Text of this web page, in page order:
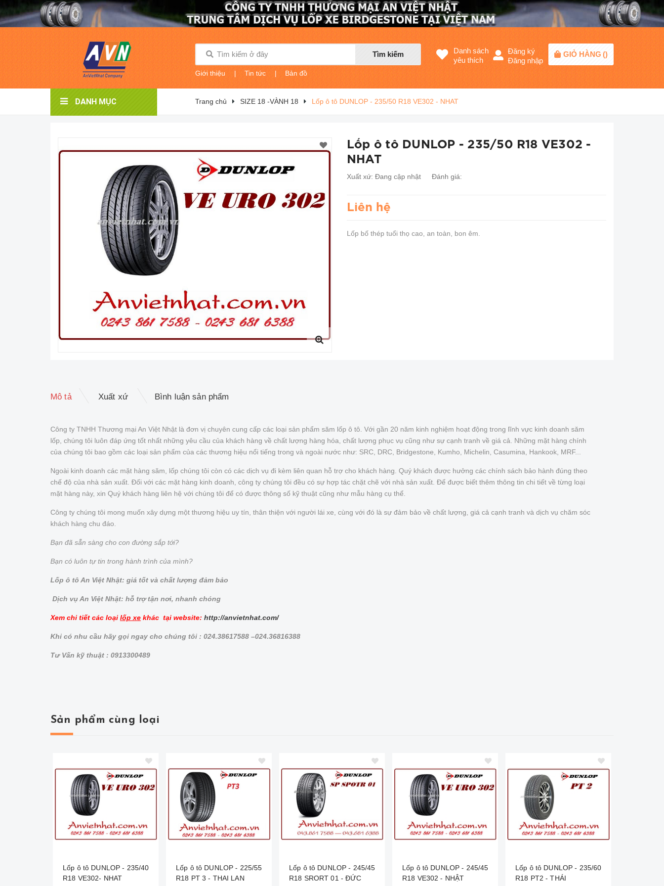
Tìm kiếm
Giới thiệu | Tin tức | Bản đồ
Danh sách
yêu thích
Đăng ký
Đăng nhập
GIỎ HÀNG ()
DANH MỤC Trang chủ SIZE 18 -VÀNH 18 Lốp ô tô DUNLOP - 235/50 R18 VE302 - NHAT
Lốp ô tô DUNLOP - 235/50 R18 VE302 -
NHAT
Xuất xứ: Đang cập nhật Đánh giá:
Liên hệ
Lốp bố thép tuổi thọ cao, an toàn, bon êm.
Mô tả Xuất xứ Bình luận sản phẩm
Công ty TNHH Thương mại An Việt Nhật là đơn vị chuyên cung cấp các loại sản phẩm săm lốp ô tô. Với gần 20 năm kinh nghiệm hoạt động trong lĩnh vực kinh doanh săm
lốp, chúng tôi luôn đáp ứng tốt nhất những yêu cầu của khách hàng về chất lượng hàng hóa, chất lượng phục vụ cũng như sự cạnh tranh về giá cả. Những mặt hàng chính
của chúng tôi bao gồm các loại sản phẩm của các thương hiệu nổi tiếng trong và ngoài nước như: SRC, DRC, Bridgestone, Kumho, Michelin, Casumina, Hankook, MRF...
Ngoài kinh doanh các mặt hàng săm, lốp chúng tôi còn có các dịch vụ đi kèm liên quan hỗ trợ cho khách hàng. Quý khách được hưởng các chính sách bảo hành đúng theo
chế độ của nhà sản xuất. Đối với các mặt hàng kinh doanh, công ty chúng tôi đều có sự hợp tác chặt chẽ với nhà sản xuất. Để được biết thêm thông tin chi tiết về từng loại
mặt hàng này, xin Quý khách hàng liên hệ với chúng tôi để có được thông số kỹ thuật cũng như mẫu hàng cụ thể.
Công ty chúng tôi mong muốn xây dựng một thương hiệu uy tín, thân thiện với người lái xe, cùng với đó là sự đảm bảo về chất lượng, giá cả cạnh tranh và dịch vụ chăm sóc
khách hàng chu đáo.
Bạn đã sẵn sàng cho con đường sắp tới?
Bạn có luôn tự tin trong hành trình của mình?
Lốp ô tô An Việt Nhật: giá tốt và chất lượng đảm bảo
Dịch vụ An Việt Nhật: hỗ trợ tận nơi, nhanh chóng
Xem chi tiết các loại lốp xe khác tại website: http://anvietnhat.com/
Khi có nhu cầu hãy gọi ngay cho chúng tôi : 024.38617588 –024.36816388
Tư Vấn kỹ thuật : 0913300489
Sản phẩm cùng loại
Lốp ô tô DUNLOP - 235/40
R18 VE302- NHAT
Lốp ô tô DUNLOP - 225/55
R18 PT 3 - THAI LAN
Lốp ô tô DUNLOP - 245/45
R18 SRORT 01 - ĐỨC
Lốp ô tô DUNLOP - 245/45
R18 VE302 - NHẬT
Lốp ô tô DUNLOP - 235/60
R18 PT2 - THÁI